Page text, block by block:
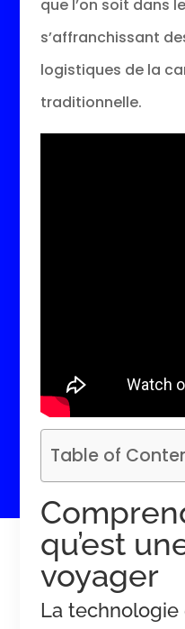
que l’on soit dans
s’affranchissant
logistiques de la
traditionnelle.
Table of
qu’est
voyager
La technologie